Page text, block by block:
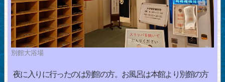
別館大浴場
夜に入りに行ったのは別館の方。お風呂は本館より別館の方